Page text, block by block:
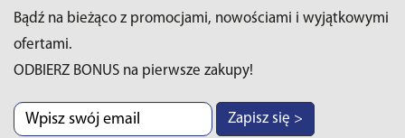
Bądź na bieżąco z promocjami, nowościami i wyjątkowymi
ofertami.
ODBIERZ BONUS na pierwsze zakupy!
Zapisz się >